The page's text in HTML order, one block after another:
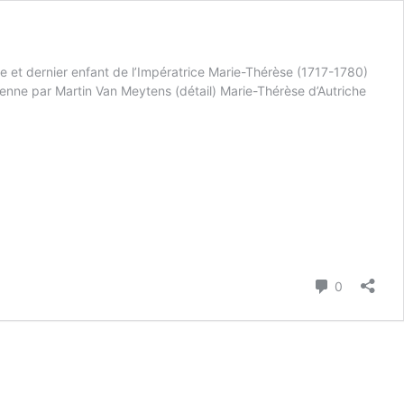
et dernier enfant de l’Impératrice Marie-Thérèse (1717-1780)
par Martin Van Meytens (détail) Marie-Thérèse d’Autriche
0